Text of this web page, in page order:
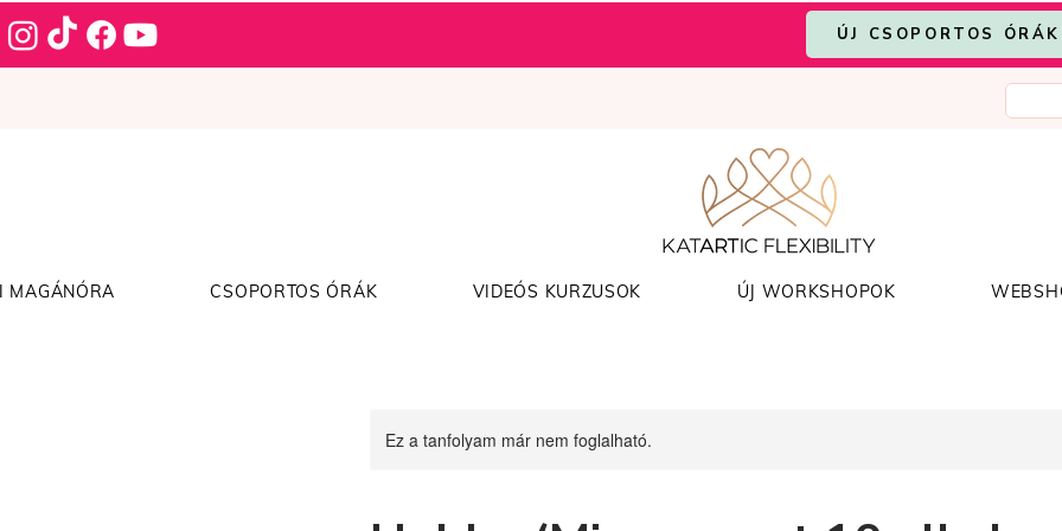
ÚJ CSOPORTOS ÓRÁK
MAGÁNÓRA CSOPORTOS ÓRÁK VIDEÓS KURZUSOK ÚJ WORKSHOPOK
Ez a tanfolyam már nem foglalható.